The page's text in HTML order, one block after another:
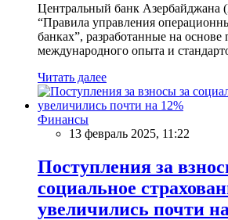
Центральный банк Азербайджана
“Правила управления
банках”, разработанные на основе
международного опыта и
Читать далее
Финансы
13 февраль 2025, 11:22
Поступления за
социальное
увеличились почти